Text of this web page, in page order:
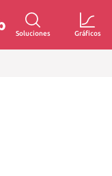
Soluciones Gráficos